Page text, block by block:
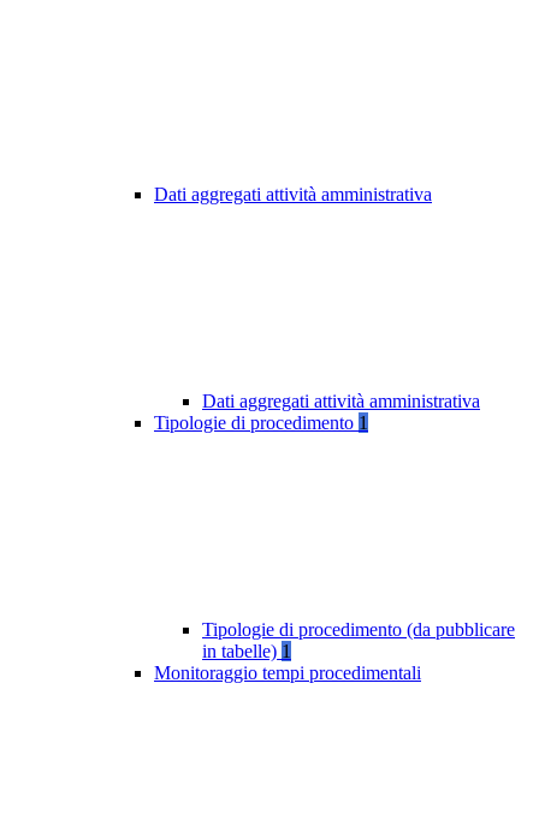
Dati aggregati attività amministrativa
Dati aggregati attività amministrativa
Tipologie di procedimento 1
Tipologie di procedimento (da pubblicare
in tabelle) 1
Monitoraggio tempi procedimentali